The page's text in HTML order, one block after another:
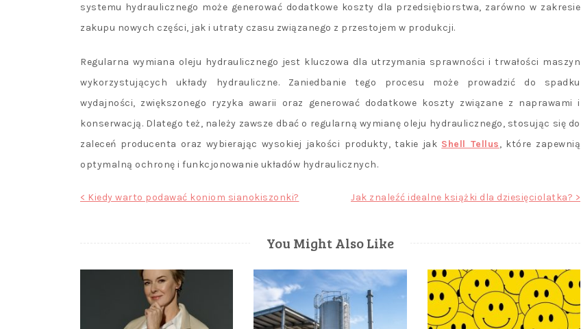
systemu hydraulicznego może generować dodatkowe koszty dla przedsiębiorstwa, zarówno w zakresie
zakupu nowych części, jak i utraty czasu związanego z przestojem w produkcji.
Regularna wymiana oleju hydraulicznego jest kluczowa dla utrzymania sprawności i trwałości maszyn
wykorzystujących układy hydrauliczne. Zaniedbanie tego procesu może prowadzić do spadku
wydajności, zwiększonego ryzyka awarii oraz generować dodatkowe koszty związane z naprawami i
konserwacją. Dlatego też, należy zawsze dbać o regularną wymianę oleju hydraulicznego, stosując się do
zaleceń producenta oraz wybierając wysokiej jakości produkty, takie jak Shell Tellus, które zapewnią
optymalną ochronę i funkcjonowanie układów hydraulicznych.
Nawigacja
< Kiedy warto podawać koniom sianokiszonki? Jak znaleźć idealne książki dla dziesięciolatka? >
You Might Also Like